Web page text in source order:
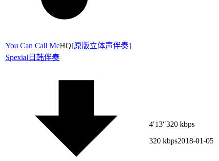
You Can Call MeHQ[原版立体声伴奏]
Spexial 日韩伴奏
4′13″320 kbps
320 kbps2018-01-05